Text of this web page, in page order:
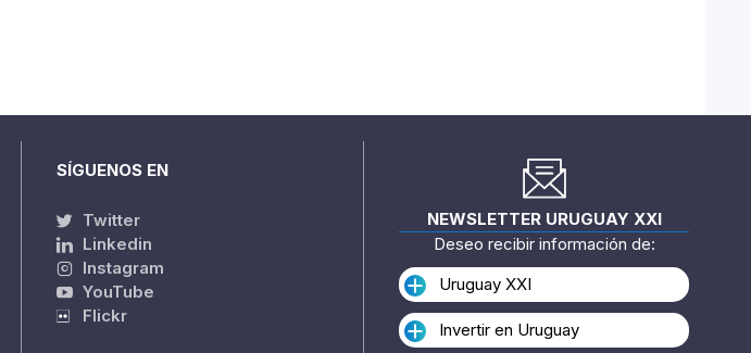
SÍGUENOS EN
Twitter
Linkedin
Instagram
YouTube
Flickr
NEWSLETTER URUGUAY XXI
Deseo recibir información de:
Uruguay XXI
Invertir en Uruguay